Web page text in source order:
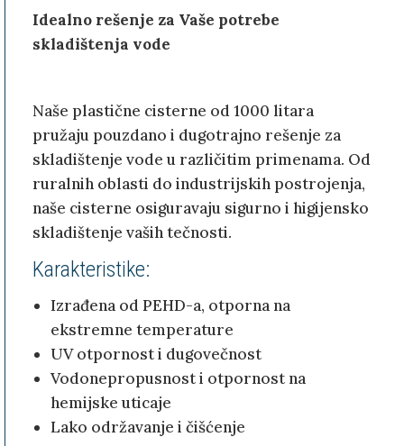
Idealno rešenje za Vaše potrebe
skladištenja vode
Naše plastične cisterne od 1000 litara
pružaju pouzdano i dugotrajno rešenje za
skladištenje vode u različitim primenama. Od
ruralnih oblasti do industrijskih postrojenja,
naše cisterne osiguravaju sigurno i higijensko
skladištenje vaših tečnosti.
Karakteristike:
Izrađena od PEHD-a, otporna na
ekstremne temperature
UV otpornost i dugovečnost
Vodonepropusnost i otpornost na
hemijske uticaje
Lako održavanje i čišćenje